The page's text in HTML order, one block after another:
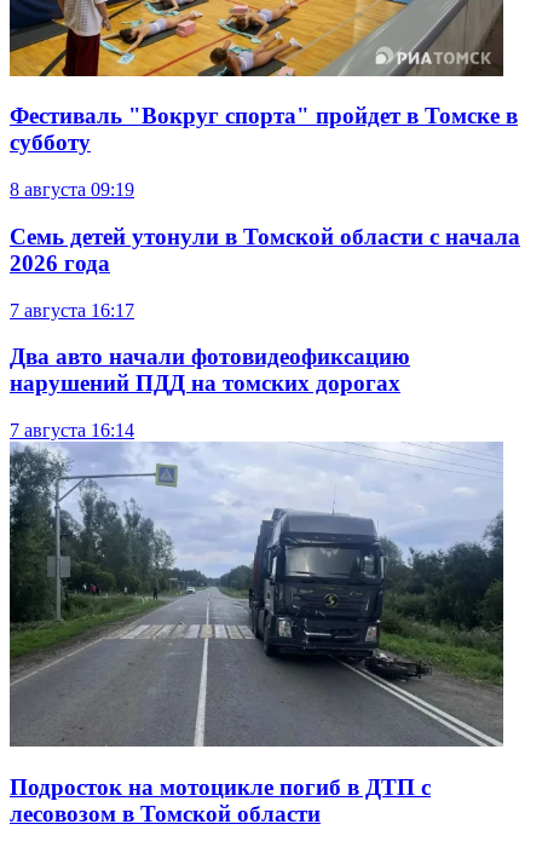
Фестиваль "Вокруг спорта" пройдет в Томске в
субботу
8 августа 09:19
Семь детей утонули в Томской области с начала
2026 года
7 августа 16:17
Два авто начали фотовидеофиксацию
нарушений ПДД на томских дорогах
7 августа 16:14
Подросток на мотоцикле погиб в ДТП с
лесовозом в Томской области